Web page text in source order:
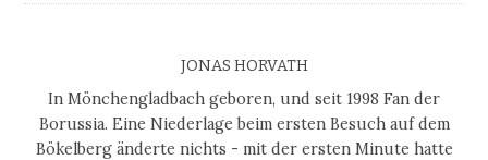
JONAS HORVATH
In Mönchengladbach geboren, und seit 1998 Fan der
Borussia. Eine Niederlage beim ersten Besuch auf dem
Bökelberg änderte nichts - mit der ersten Minute hatte